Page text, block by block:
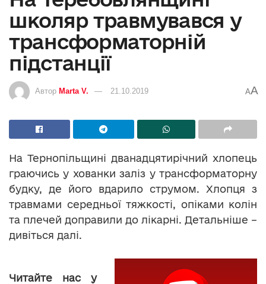
школяр травмувався у
трансформаторній
підстанції
Автор Marta V. 21.10.2019 AA
На Тернопільщині дванадцятирічний хлопець
граючись у хованки заліз у трансформаторну
будку, де його вдарило струмом. Хлопця з
травмами середньої тяжкості, опіками колін
та плечей доправили до лікарні. Детальніше –
дивіться далі.
Читайте нас у